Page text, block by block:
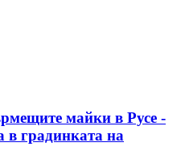
майки в Русе -
в градинката на